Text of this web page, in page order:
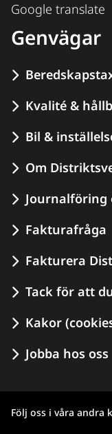
Google translate
Genvägar
Kvalité &
Bil &
Om
Journalföring
Fakturafråga
Fakturera
Tack för att
Kakor
Jobba hos oss
Följ oss i våra andra